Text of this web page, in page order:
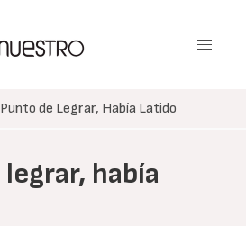
de Legrar, Había Latido
había